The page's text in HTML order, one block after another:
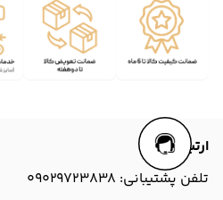
ارتباط با ما
تلفن پشتیبانی: 09029723838